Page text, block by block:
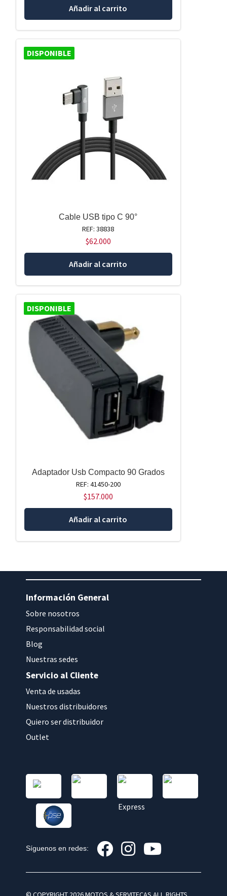
Añadir al carrito
DISPONIBLE
Cable USB tipo C 90°
REF: 38838
$62.000
Añadir al carrito
DISPONIBLE
Adaptador Usb Compacto 90 Grados
REF: 41450-200
$157.000
Añadir al carrito
Información General
Sobre nosotros
Responsabilidad social
Blog
Nuestras sedes
Servicio al Cliente
Venta de usadas
Nuestros distribuidores
Quiero ser distribuidor
Outlet
Síguenos en redes: